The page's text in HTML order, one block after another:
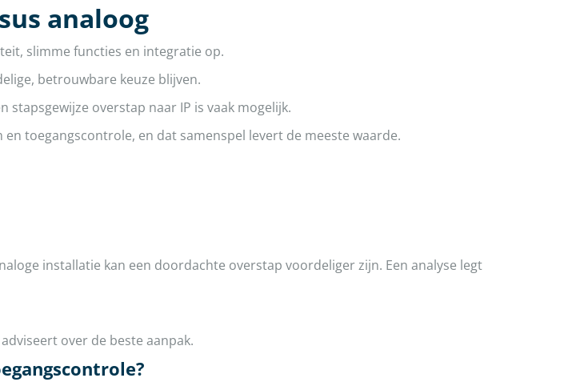
analoog
slimme functies en integratie op.
betrouwbare keuze blijven.
stapsgewijze overstap naar IP is vaak mogelijk.
toegangscontrole, en dat samenspel levert de meeste waarde.
installatie kan een doordachte overstap voordeliger zijn. Een analyse legt
over de beste aanpak.